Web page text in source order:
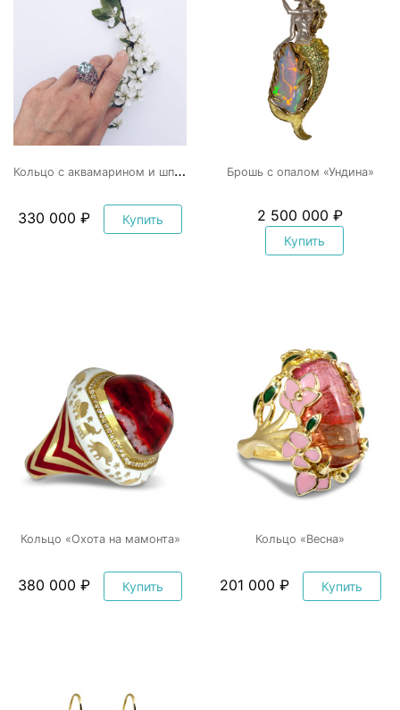
К
ольцо с аквамарином и шпинелью
330 000 ₽ Купить
Брошь с опалом «Ундина»
2 500 000 ₽
Купить
Кольцо «Охота на мамонта»
380 000 ₽ Купить
Кольцо «Весна»
201 000 ₽ Купить